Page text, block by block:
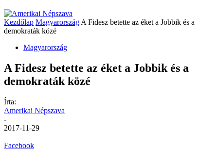
Kezdőlap Magyarország A Fidesz betette az éket a Jobbik és a
demokraták közé
Magyarország
A Fidesz betette az éket a Jobbik és a
demokraták közé
Írta:
Amerikai Népszava
-
2017-11-29
Facebook